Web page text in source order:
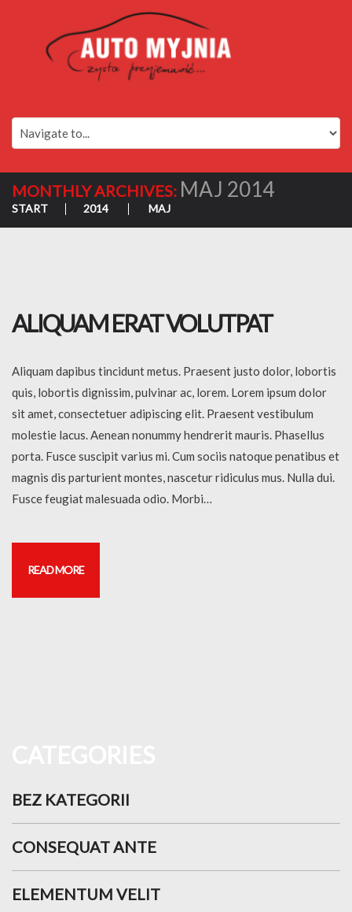
MONTHLY ARCHIVES: MAJ 2014
START 2014 MAJ
ALIQUAM ERAT VOLUTPAT
Aliquam dapibus tincidunt metus. Praesent justo dolor, lobortis
quis, lobortis dignissim, pulvinar ac, lorem. Lorem ipsum dolor
sit amet, consectetuer adipiscing elit. Praesent vestibulum
molestie lacus. Aenean nonummy hendrerit mauris. Phasellus
porta. Fusce suscipit varius mi. Cum sociis natoque penatibus et
magnis dis parturient montes, nascetur ridiculus mus. Nulla dui.
Fusce feugiat malesuada odio. Morbi…
READ MORE
BEZ KATEGORII
CONSEQUAT ANTE
ELEMENTUM VELIT